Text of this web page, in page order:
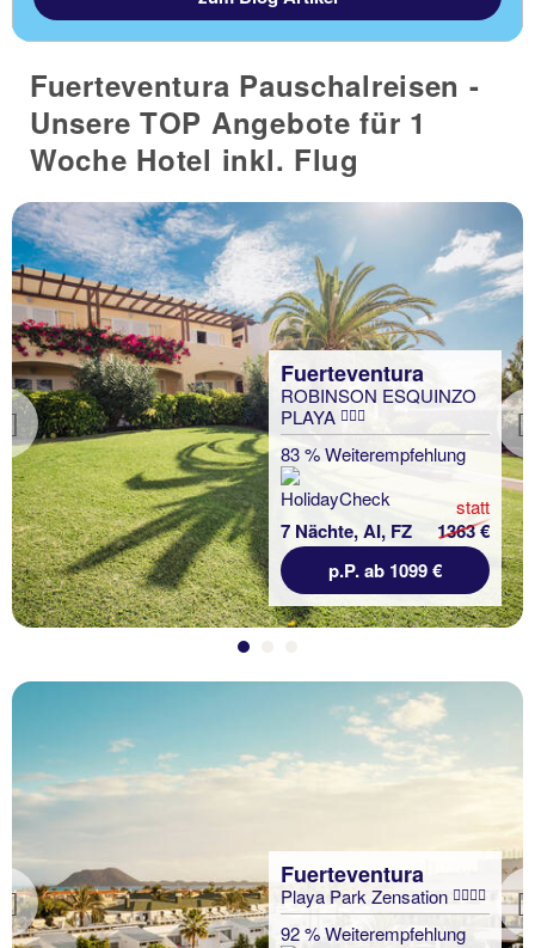
Fuerteventura Pauschalreisen -
Unsere TOP Angebote für 1
Woche Hotel inkl. Flug
Previous
Fuerteventura
ROBINSON ESQUINZO
PLAYA
83 % Weiterempfehlung
7 Nächte, AI, FZ
statt
1363 €
p.P. ab 1099 €
Previous
Fuerteventura
Playa Park Zensation
92 % Weiterempfehlung